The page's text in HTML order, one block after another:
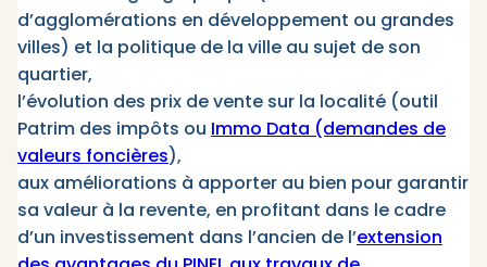
d’agglomérations en développement ou grandes
villes) et la politique de la ville au sujet de son
quartier,
l’évolution des prix de vente sur la localité (outil
Patrim des impôts ou Immo Data (demandes de
valeurs foncières),
aux améliorations à apporter au bien pour garantir
sa valeur à la revente, en profitant dans le cadre
d’un investissement dans l’ancien de l’extension